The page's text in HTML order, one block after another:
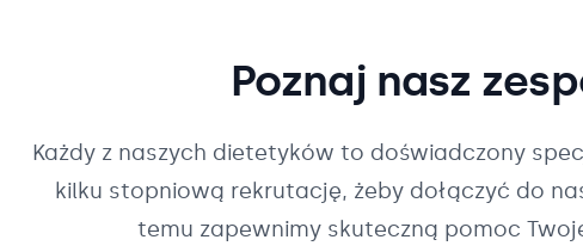
Poznaj nasz
Każdy z naszych dietetyków to doświadczony
kilku stopniową rekrutację, żeby dołączyć do
temu zapewnimy skuteczną pomoc